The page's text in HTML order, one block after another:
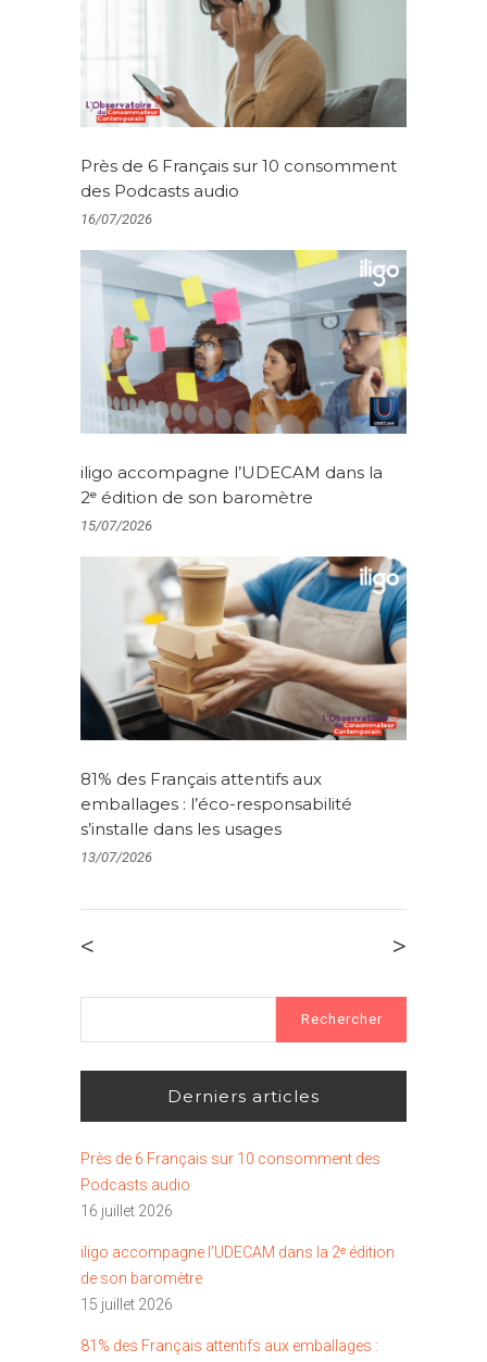
Près de 6 Français sur 10 consomment
des Podcasts audio
16/07/2026
iligo accompagne l’UDECAM dans la
2ᵉ édition de son baromètre
15/07/2026
81% des Français attentifs aux
emballages : l’éco-responsabilité
s’installe dans les usages
13/07/2026
< >
Derniers articles
Près de 6 Français sur 10 consomment des
Podcasts audio
16 juillet 2026
iligo accompagne l’UDECAM dans la 2ᵉ édition
de son baromètre
15 juillet 2026
81% des Français attentifs aux emballages :